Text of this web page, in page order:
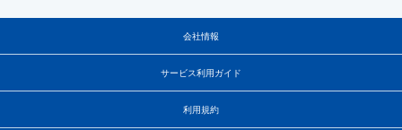
会社情報
サービス利用ガイド
利用規約